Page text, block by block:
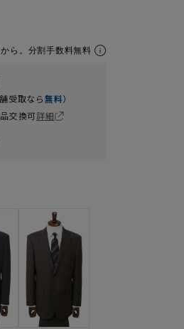
から。分割手数料無料
受取なら無料）
交換可詳細